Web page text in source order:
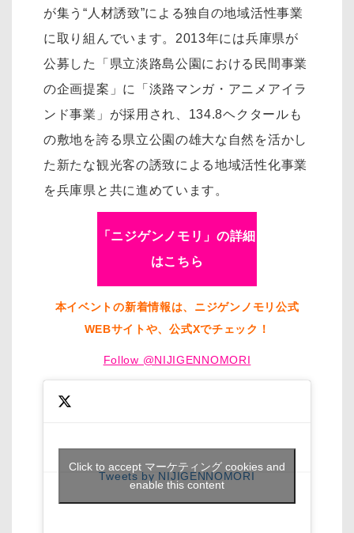
が集う“人材誘致”による独自の地域活性事業
に取り組んでいます。2013年には兵庫県が
公募した「県立淡路島公園における民間事業
の企画提案」に「淡路マンガ・アニメアイラ
ンド事業」が採用され、134.8ヘクタールも
の敷地を誇る県立公園の雄大な自然を活かし
た新たな観光客の誘致による地域活性化事業
を兵庫県と共に進めています。
「ニジゲンノモリ」の詳細
はこちら
本イベントの新着情報は、ニジゲンノモリ公式
WEBサイトや、公式Xでチェック！
Follow @NIJIGENNOMORI
Tweets by NIJIGENNOMORI
Click to accept マーケティング cookies and
enable this content